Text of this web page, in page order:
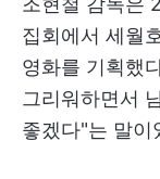
집회에서 세월
영화를 기획했
그리워하면서
좋겠다"는 말이